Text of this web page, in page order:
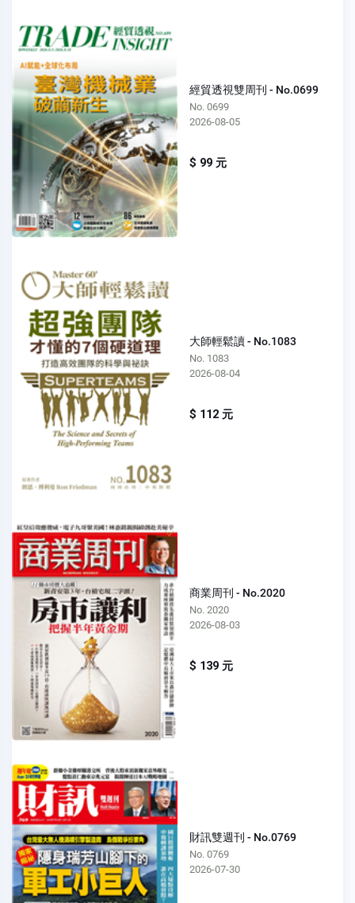
經貿透視雙周刊 - No.0699
No. 0699
2026-08-05
$ 99 元
大師輕鬆讀 - No.1083
No. 1083
2026-08-04
$ 112 元
商業周刊 - No.2020
No. 2020
2026-08-03
$ 139 元
財訊雙週刊 - No.0769
No. 0769
2026-07-30